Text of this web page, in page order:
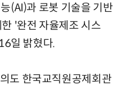
(AI)과 로봇 기술을 기반
'완전 자율제조 시스
일 밝혔다.
도 한국교직원공제회관